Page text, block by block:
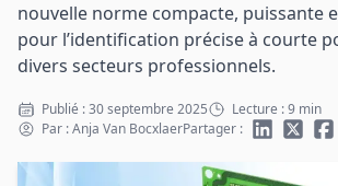
nouvelle norme compacte, puissante
pour l’identification précise à courte
divers secteurs professionnels.
Publié : 30 septembre 2025
Lecture : 9 min
Par : Anja Van BocxlaerPartager :